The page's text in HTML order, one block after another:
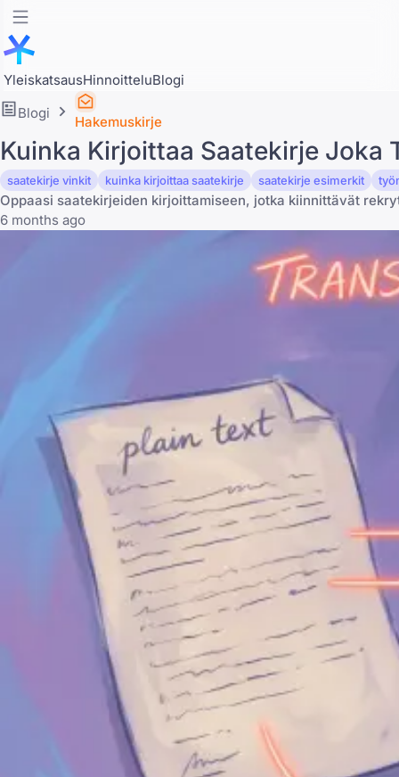
YleiskatsausHinnoitteluBlogi
Blogi
Hakemuskirje
Kuinka Kirjoittaa Saatekirje Joka
saatekirje vinkit kuinka kirjoittaa saatekirje saatekirje esimerkit
Oppaasi saatekirjeiden kirjoittamiseen, jotka kiinnittävät
6 months ago